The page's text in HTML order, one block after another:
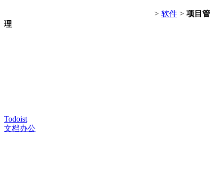
> 软件 > 项目管
理
Todoist
文档办公